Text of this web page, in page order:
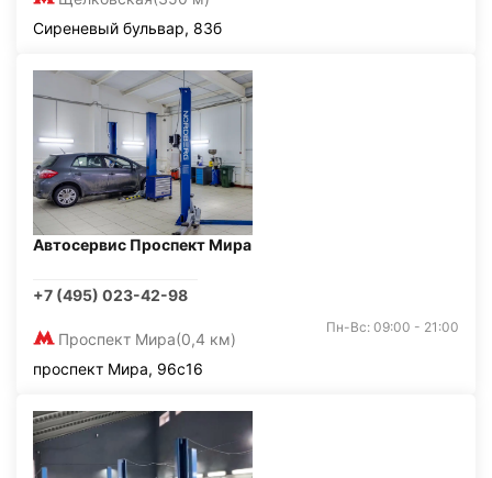
Сиреневый бульвар, 83б
Автосервис Проспект Мира
+7 (495) 023-42-98
Проспект Мира(0,4 км)
Пн-Вс: 09:00 - 21:00
проспект Мира, 96с16